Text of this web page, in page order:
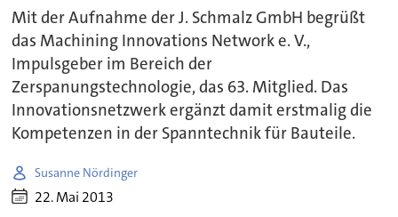
Mit der Aufnahme der J. Schmalz GmbH begrüßt
das Machining Innovations Network e. V.,
Impulsgeber im Bereich der
Zerspanungstechnologie, das 63. Mitglied. Das
Innovationsnetzwerk ergänzt damit erstmalig die
Kompetenzen in der Spanntechnik für Bauteile.
Susanne Nördinger
22. Mai 2013